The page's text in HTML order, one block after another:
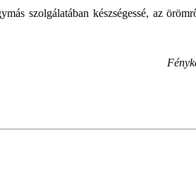
szolgálatában készségessé, az